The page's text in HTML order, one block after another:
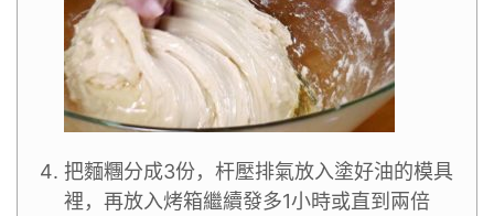
把麵糰分成3份，杆壓排氣放入塗好油的模具
裡，再放入烤箱繼續發多1小時或直到兩倍